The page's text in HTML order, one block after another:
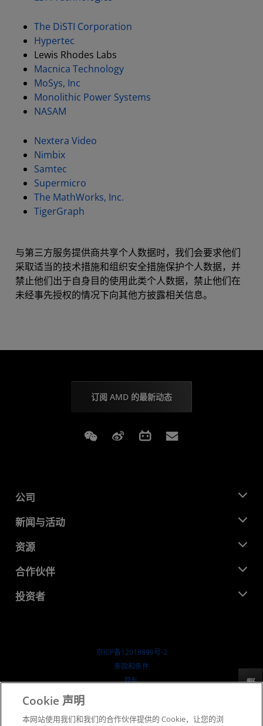
The DiSTI Corporation
Hypertec
Lewis Rhodes Labs
Macnica Technology
MoSys, Inc
Monolithic Power Systems
NASAM
Nextera Video
Nimbix
Samtec
Supermicro
The MathWorks, Inc.
TigerGraph
与第三方服务提供商共享个人数据时，我们会要求他们
采取适当的技术措施和组织安全措施保护个人数据，并
禁止他们出于自身目的使用此类个人数据，禁止他们在
未经事先授权的情况下向其他方披露相关信息。
订阅 AMD 的最新动态
Weixin Weibo Bilibili
公司
关于 AMD
企业责任
就业机会
联系我们
新闻与活动
新闻中心
媒体库
资源
开发中心
成功案例
合作伙伴
AMD 合作伙伴中心
投资者
京ICP备12018899号-2
​条款和条件
隐私
公开公平竞争
反馈
Cookie 声明
本网站使用我们和我们的合作伙伴提供的 Cookie，让您的浏